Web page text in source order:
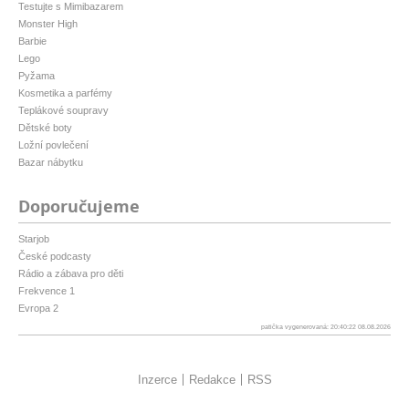
Testujte s Mimibazarem
Monster High
Barbie
Lego
Pyžama
Kosmetika a parfémy
Teplákové soupravy
Dětské boty
Ložní povlečení
Bazar nábytku
Doporučujeme
Starjob
České podcasty
Rádio a zábava pro děti
Frekvence 1
Evropa 2
patička vygenerovaná: 20:40:22 08.08.2026
Inzerce Redakce RSS